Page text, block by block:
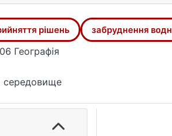
практичну реалізацію СППР та
природоохоронних заходів.
об’єктивних, зважених і
рішень забруднення
Географія
середовище